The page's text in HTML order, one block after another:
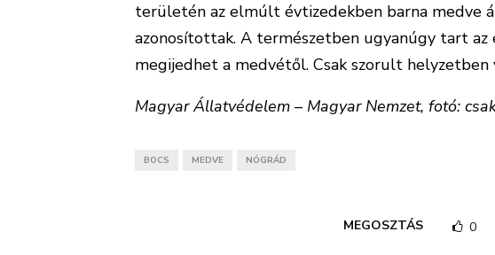
területén az elmúlt évtizedekben barna
azonosítottak. A természetben ugyanúgy tart
megijedhet a medvétől. Csak szorult helyzetben
Magyar Állatvédelem – Magyar Nemzet, fotó:
BOCS MEDVE NÓGRÁD
MEGOSZTÁS 0